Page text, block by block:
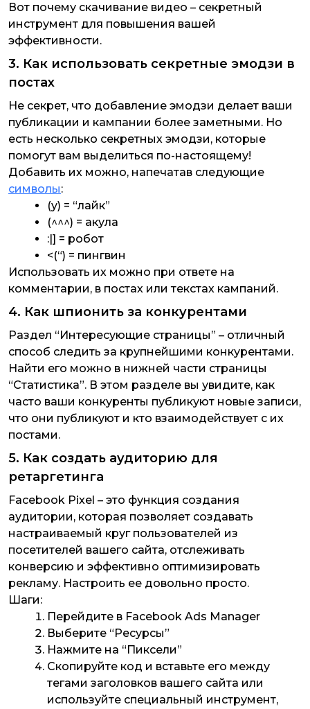
Вот почему скачивание видео – секретный
инструмент для повышения вашей
эффективности.
3. Как использовать секретные эмодзи в
постах
Не секрет, что добавление эмодзи делает ваши
публикации и кампании более заметными. Но
есть несколько секретных эмодзи, которые
помогут вам выделиться по-настоящему!
Добавить их можно, напечатав следующие
символы:
(y) = “лайк”
(^^^) = акула
:|] = робот
<(“) = пингвин
Использовать их можно при ответе на
комментарии, в постах или текстах кампаний.
4. Как шпионить за конкурентами
Раздел “Интересующие страницы” – отличный
способ следить за крупнейшими конкурентами.
Найти его можно в нижней части страницы
“Статистика”. В этом разделе вы увидите, как
часто ваши конкуренты публикуют новые записи,
что они публикуют и кто взаимодействует с их
постами.
5. Как создать аудиторию для
ретаргетинга
Facebook Pixel – это функция создания
аудитории, которая позволяет создавать
настраиваемый круг пользователей из
посетителей вашего сайта, отслеживать
конверсию и эффективно оптимизировать
рекламу. Настроить ее довольно просто.
Шаги:
Перейдите в Facebook Ads Manager
Выберите “Ресурсы”
Нажмите на “Пиксели”
Скопируйте код и вставьте его между
тегами заголовков вашего сайта или
используйте специальный инструмент,